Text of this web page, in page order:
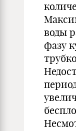
воды
фазу